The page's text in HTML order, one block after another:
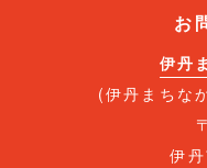
お
伊丹
(伊丹まちな
伊